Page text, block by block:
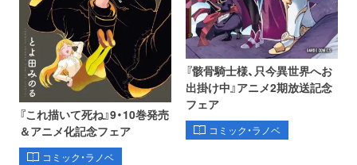
『これ描いて死ね』9・10巻発売
＆アニメ化記念フェア
コミック・ラノベ
『骸骨騎士様、只今異世界へお
出掛け中』アニメ2期放送記念
フェア
コミック・ラノベ